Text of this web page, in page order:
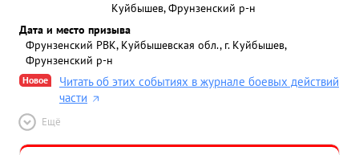
Куйбышев, Фрунзенский р-н
Дата и место призыва
Фрунзенский РВК, Куйбышевская обл., г. Куйбышев,
Фрунзенский р-н
Новое
Читать об этих событиях в журнале боевых действий
части
Ещё